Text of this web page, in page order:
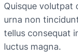
Quisque volutpat
urna non
tellus consequat
luctus magna.